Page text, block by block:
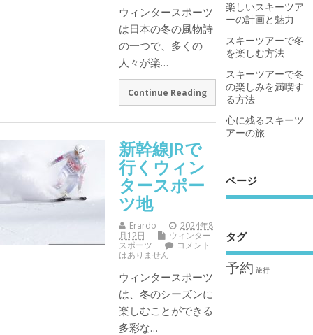
ウィンタースポーツ
は日本の冬の風物詩
の一つで、多くの
人々が楽…
Continue Reading
新幹線JRで
行くウィン
タースポー
ツ地
Erardo
2024年8
月12日
ウィンター
スポーツ
コメント
はありません
ウィンタースポーツ
は、冬のシーズンに
楽しむことができる
多彩な…
楽しいスキーツア
ーの計画と魅力
スキーツアーで冬
を楽しむ方法
スキーツアーで冬
の楽しみを満喫す
る方法
心に残るスキーツ
アーの旅
ページ
タグ
予約 旅行